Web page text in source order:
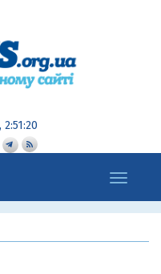
Toggle
navigation